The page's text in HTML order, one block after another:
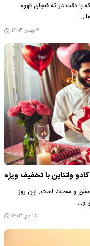
دقت در ته فنجان قهوه
۳ بهمن ۱۴۰۳
ولنتاین با تخفیف ویژه
عشق و محبت است. این روز
و…
۱۸ دی ۱۴۰۳